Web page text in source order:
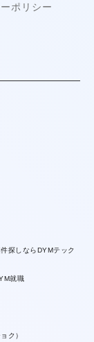
ポリシー
探しならDYMテック
就職
ク）